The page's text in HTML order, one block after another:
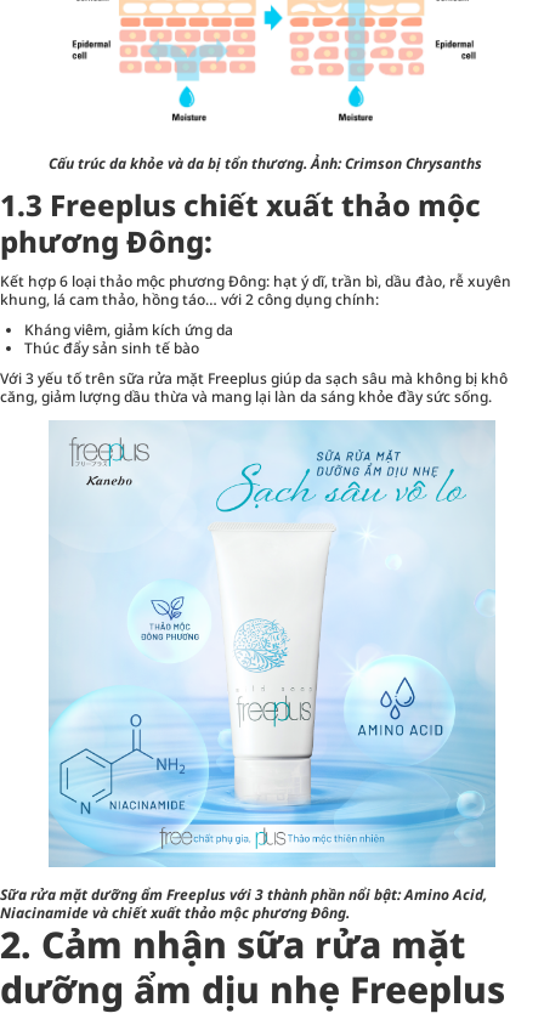
Cấu trúc da khỏe và da bị tổn thương. Ảnh: Crimson Chrysanths
1.3 Freeplus chiết xuất thảo mộc
phương Đông:
Kết hợp 6 loại thảo mộc phương Đông: hạt ý dĩ, trần bì, dầu đào, rễ xuyên
khung, lá cam thảo, hồng táo… với 2 công dụng chính:
Kháng viêm, giảm kích ứng da
Thúc đẩy sản sinh tế bào
Với 3 yếu tố trên sữa rửa mặt Freeplus giúp da sạch sâu mà không bị khô
căng, giảm lượng dầu thừa và mang lại làn da sáng khỏe đầy sức sống.
Sữa rửa mặt dưỡng ẩm Freeplus với 3 thành phần nổi bật: Amino Acid,
Niacinamide và chiết xuất thảo mộc phương Đông.
2. Cảm nhận sữa rửa mặt
dưỡng ẩm dịu nhẹ Freeplus